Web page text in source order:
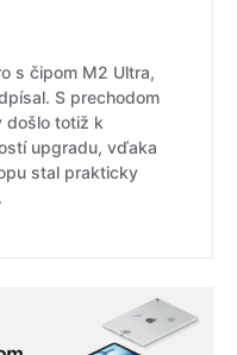
s čipom M2 Ultra,
S prechodom
došlo totiž k
upgradu, vďaka
stal prakticky